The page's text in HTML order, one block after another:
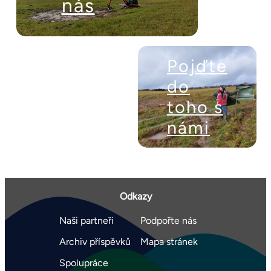
nás
Pojďte
do
toho s
námi
Odkazy
Naši partneři
Podpořte nás
Archiv příspěvků
Mapa stránek
Spolupráce